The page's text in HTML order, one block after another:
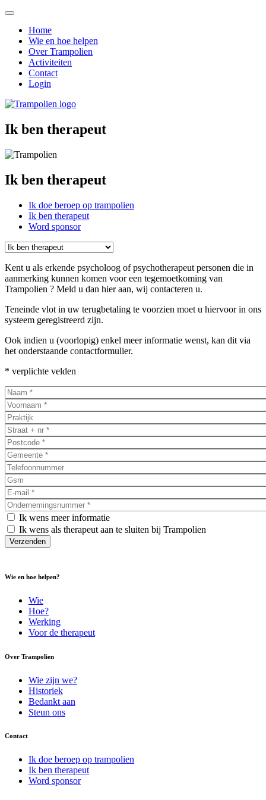
Toggle
navigationHome
Wie en hoe helpen
Over Trampolien
Activiteiten
Contact
Login
Ik ben therapeut
Ik ben therapeut
Ik doe beroep op trampolien
Ik ben therapeut
Word sponsor
Kent u als erkende psycholoog of psychotherapeut personen die in
aanmerking kunnen komen voor een tegemoetkoming van
Trampolien ? Meld u dan hier aan, wij contacteren u.
Teneinde vlot in uw terugbetaling te voorzien moet u hiervoor in ons
systeem geregistreerd zijn.
Ook indien u (voorlopig) enkel meer informatie wenst, kan dit via
het onderstaande contactformulier.
* verplichte velden
Naam *
Voornaam*
Praktijk
Straat + nr *
Postcode *
Gemeente *
Telefoonnummer
Gsm
E-mail adres
Ondernemingsnummer
infoIk wens meer informatie
Ik wens als therapeut aan te sluiten bij Trampolien
Wie en hoe helpen?
Wie
Hoe?
Werking
Voor de therapeut
Over Trampolien
Wie zijn we?
Historiek
Bedankt aan
Steun ons
Contact
Ik doe beroep op trampolien
Ik ben therapeut
Word sponsor